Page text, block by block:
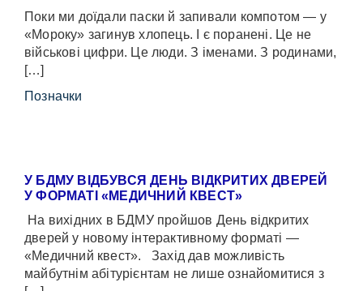
Поки ми доїдали паски й запивали компотом — у
«Мороку» загинув хлопець. І є поранені. Це не
військові цифри. Це люди. З іменами. З родинами,
[…]
Позначки
У БДМУ ВІДБУВСЯ ДЕНЬ ВІДКРИТИХ ДВЕРЕЙ
У ФОРМАТІ «МЕДИЧНИЙ КВЕСТ»
На вихідних в БДМУ пройшов День відкритих
дверей у новому інтерактивному форматі —
«Медичний квест». Захід дав можливість
майбутнім абітурієнтам не лише ознайомитися з